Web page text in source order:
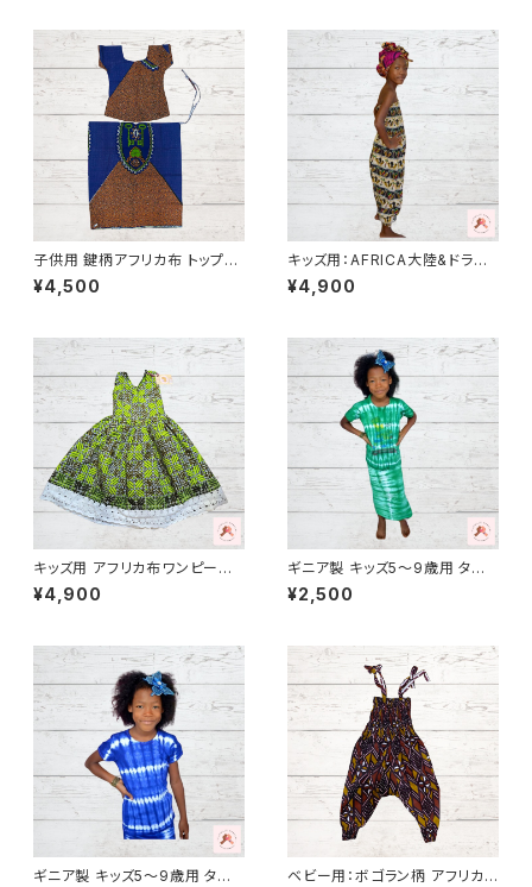
子供用 鍵柄アフリカ布 トップス
&巻きスカート パーニュ カンガ
キテンゲ ギニア フェアトレード I
¥4,500
キッズ用：AFRICA大陸&ドラム
アフリカ布 サロペット カンガ キ
テンゲ ギニア フェアトレード IN
¥4,900
キッズ用 アフリカ布ワンピース
カンガ キテンゲ ギニア フェアト
レード INUWALIAFRICA イヌ
¥4,900
ギニア製 キッズ5〜9歳用 タイ
ダイタンクトップ＆巻きスカート
セット１パーニュ カンガ キテン
¥2,500
ギニア製 キッズ5〜9歳用 タイ
ベビー用：ボゴラン柄 アフリカ